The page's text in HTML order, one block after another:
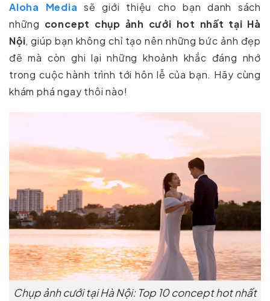
Aloha Media sẽ giới thiệu cho bạn danh sách
những concept chụp ảnh cưới hot nhất tại Hà
Nội, giúp bạn không chỉ tạo nên những bức ảnh đẹp
đẽ mà còn ghi lại những khoảnh khắc đáng nhớ
trong cuộc hành trình tới hôn lễ của bạn. Hãy cùng
khám phá ngay thôi nào!
Chụp ảnh cưới tại Hà Nội: Top 10 concept hot nhất